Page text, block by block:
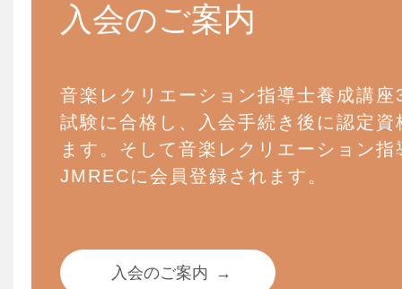
入会のご案内
音楽レクリエーション指導士養成講
試験に合格し、入会手続き後に認定
ます。そして音楽レクリエーション
JMRECに会員登録されます。
入会のご案内 →